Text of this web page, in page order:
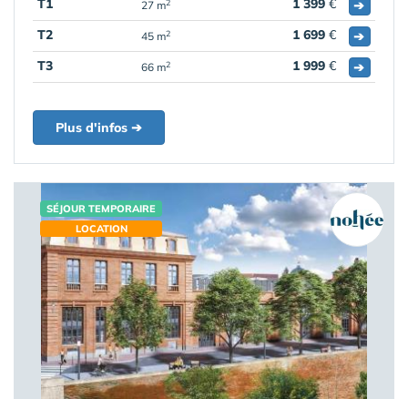
T1 27 m 1 399 €
➔
T2
45 m2 1 699 €
➔
T3
66 m2 1 999 € ➔
Plus d'infos ➔
SÉJOUR TEMPORAIRE
LOCATION